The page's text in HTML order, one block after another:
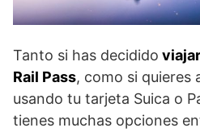
Tanto si has decidido
Rail Pass, como si quieres
usando tu tarjeta Suica o
tienes muchas opciones